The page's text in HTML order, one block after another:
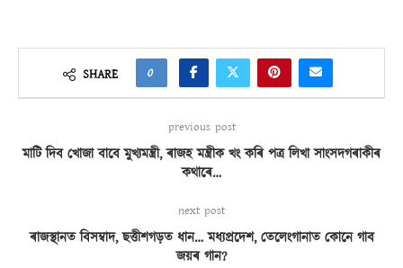
SHARE 0
previous post
মাটি দিব খোজা বাবে মুখ্যমন্ত্ৰী, ৰাজহ মন্ত্ৰীক খং কৰি পত্ৰ লিখা সাংসদগৰাকীৰ
কথাৰে…
next post
ৰাজস্থানত বিসম্বাদ, ছত্তীশগড়ত ধান… মধ্যপ্ৰদেশ, তেলেংগানাত কোনে গাব
জয়ৰ গান?